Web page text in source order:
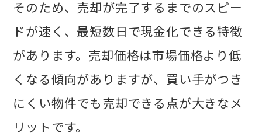
そのため、売却が完了するまでのスピー
ドが速く、最短数日で現金化できる特徴
があります。売却価格は市場価格より低
くなる傾向がありますが、買い手がつき
にくい物件でも売却できる点が大きなメ
リットです。